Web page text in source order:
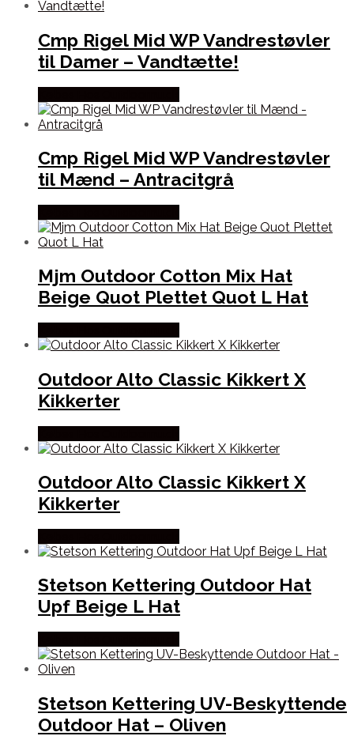
Cmp Rigel Mid WP Vandrestøvler
til Damer – Vandtætte!
Cmp Rigel Mid WP Vandrestøvler
til Mænd – Antracitgrå
Mjm Outdoor Cotton Mix Hat
Beige Quot Plettet Quot L Hat
Outdoor Alto Classic Kikkert X
Kikkerter
Outdoor Alto Classic Kikkert X
Kikkerter
Stetson Kettering Outdoor Hat
Upf Beige L Hat
Stetson Kettering UV-Beskyttende
Outdoor Hat – Oliven